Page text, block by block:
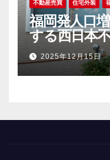
不動産売買 住宅外装
福岡発人口
する西日本
の今後
2025年12月15日